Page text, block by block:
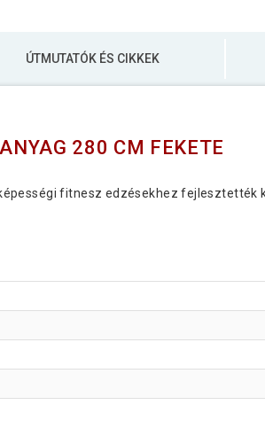
ÚTMUTATÓK ÉS CIKKEK
280 CM FEKETE
fitnesz edzésekhez fejlesztették